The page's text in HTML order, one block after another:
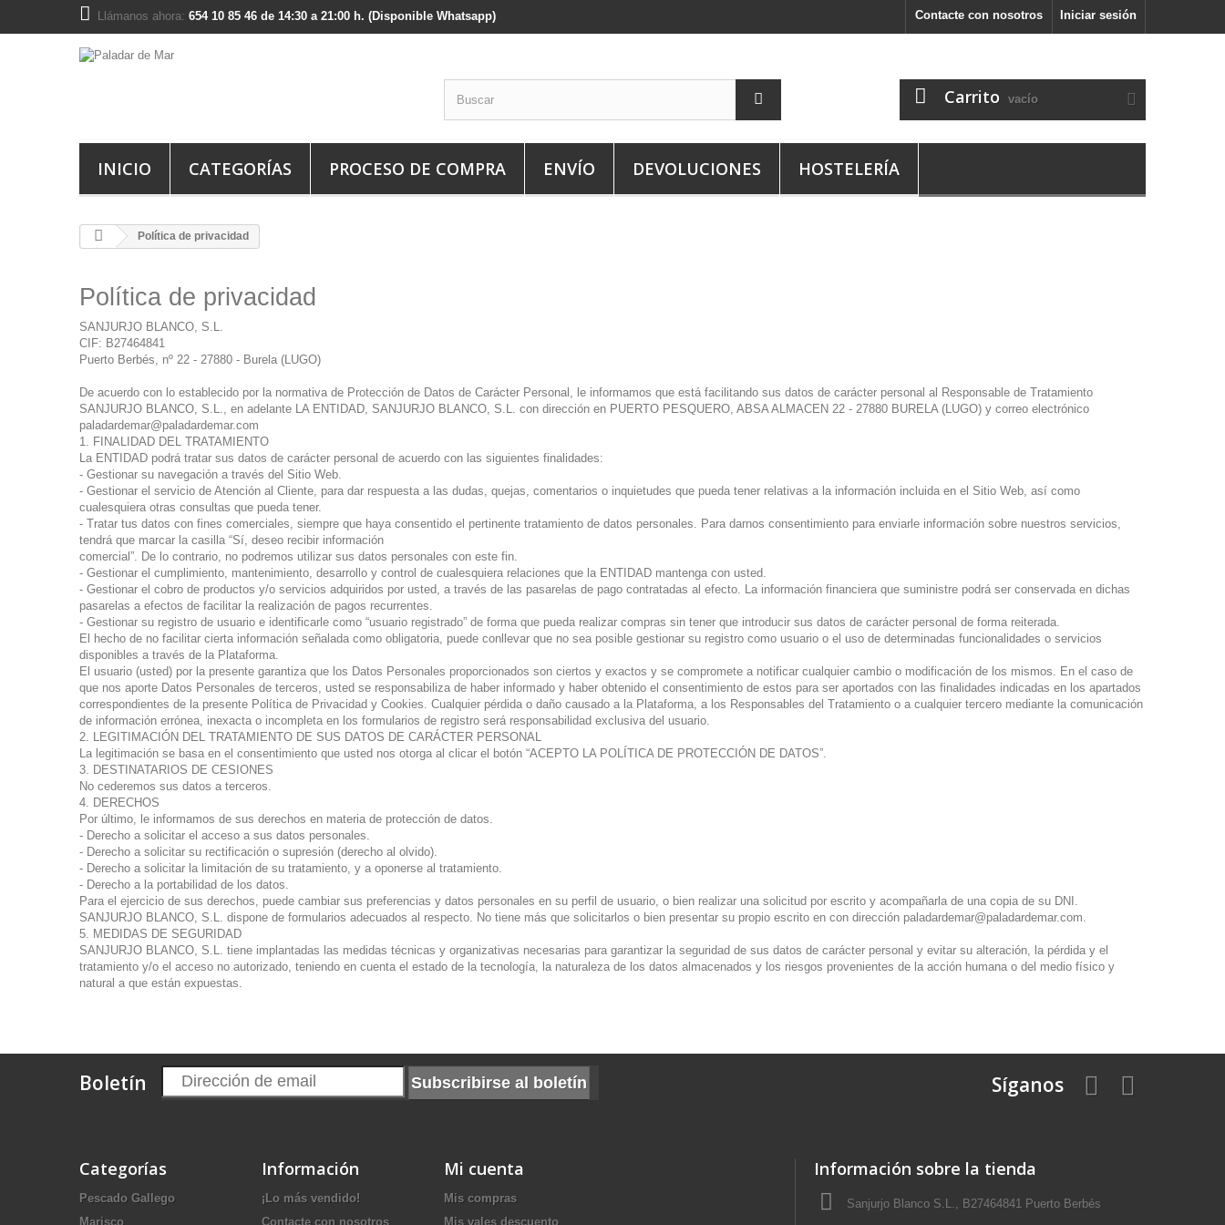
Iniciar sesión
Contacte con nosotros
Llámanos ahora: 654 10 85 46 de 14:30 a 21:00 h. (Disponible Whatsapp)
Carrito vacío
INICIO CATEGORÍAS PROCESO DE COMPRA ENVÍO DEVOLUCIONES HOSTELERÍA
Política de privacidad
Política de privacidad
SANJURJO BLANCO, S.L.
CIF: B27464841
Puerto Berbés, nº 22 - 27880 - Burela (LUGO)
De acuerdo con lo establecido por la normativa de Protección de Datos de Carácter Personal, le informamos que está facilitando sus datos de carácter personal al Responsable de Tratamiento
SANJURJO BLANCO, S.L., en adelante LA ENTIDAD, SANJURJO BLANCO, S.L. con dirección en PUERTO PESQUERO, ABSA ALMACEN 22 - 27880 BURELA (LUGO) y correo electrónico
paladardemar@paladardemar.com
1. FINALIDAD DEL TRATAMIENTO
La ENTIDAD podrá tratar sus datos de carácter personal de acuerdo con las siguientes finalidades:
- Gestionar su navegación a través del Sitio Web.
- Gestionar el servicio de Atención al Cliente, para dar respuesta a las dudas, quejas, comentarios o inquietudes que pueda tener relativas a la información incluida en el Sitio Web, así como
cualesquiera otras consultas que pueda tener.
- Tratar tus datos con fines comerciales, siempre que haya consentido el pertinente tratamiento de datos personales. Para darnos consentimiento para enviarle información sobre nuestros servicios,
tendrá que marcar la casilla “Sí, deseo recibir información
comercial”. De lo contrario, no podremos utilizar sus datos personales con este fin.
- Gestionar el cumplimiento, mantenimiento, desarrollo y control de cualesquiera relaciones que la ENTIDAD mantenga con usted.
- Gestionar el cobro de productos y/o servicios adquiridos por usted, a través de las pasarelas de pago contratadas al efecto. La información financiera que suministre podrá ser conservada en dichas
pasarelas a efectos de facilitar la realización de pagos recurrentes.
- Gestionar su registro de usuario e identificarle como “usuario registrado” de forma que pueda realizar compras sin tener que introducir sus datos de carácter personal de forma reiterada.
El hecho de no facilitar cierta información señalada como obligatoria, puede conllevar que no sea posible gestionar su registro como usuario o el uso de determinadas funcionalidades o servicios
disponibles a través de la Plataforma.
El usuario (usted) por la presente garantiza que los Datos Personales proporcionados son ciertos y exactos y se compromete a notificar cualquier cambio o modificación de los mismos. En el caso de
que nos aporte Datos Personales de terceros, usted se responsabiliza de haber informado y haber obtenido el consentimiento de estos para ser aportados con las finalidades indicadas en los apartados
correspondientes de la presente Política de Privacidad y Cookies. Cualquier pérdida o daño causado a la Plataforma, a los Responsables del Tratamiento o a cualquier tercero mediante la comunicación
de información errónea, inexacta o incompleta en los formularios de registro será responsabilidad exclusiva del usuario.
2. LEGITIMACIÓN DEL TRATAMIENTO DE SUS DATOS DE CARÁCTER PERSONAL
La legitimación se basa en el consentimiento que usted nos otorga al clicar el botón “ACEPTO LA POLÍTICA DE PROTECCIÓN DE DATOS”.
3. DESTINATARIOS DE CESIONES
No cederemos sus datos a terceros.
4. DERECHOS
Por último, le informamos de sus derechos en materia de protección de datos.
- Derecho a solicitar el acceso a sus datos personales.
- Derecho a solicitar su rectificación o supresión (derecho al olvido).
- Derecho a solicitar la limitación de su tratamiento, y a oponerse al tratamiento.
- Derecho a la portabilidad de los datos.
Para el ejercicio de sus derechos, puede cambiar sus preferencias y datos personales en su perfil de usuario, o bien realizar una solicitud por escrito y acompañarla de una copia de su DNI.
SANJURJO BLANCO, S.L. dispone de formularios adecuados al respecto. No tiene más que solicitarlos o bien presentar su propio escrito en con dirección paladardemar@paladardemar.com.
5. MEDIDAS DE SEGURIDAD
SANJURJO BLANCO, S.L. tiene implantadas las medidas técnicas y organizativas necesarias para garantizar la seguridad de sus datos de carácter personal y evitar su alteración, la pérdida y el
tratamiento y/o el acceso no autorizado, teniendo en cuenta el estado de la tecnología, la naturaleza de los datos almacenados y los riesgos provenientes de la acción humana o del medio físico y
natural a que están expuestas.
Boletín Síganos
Categorías
Pescado Gallego
Marisco
Información
¡Lo más vendido!
Contacte con nosotros
Mi cuenta
Mis compras
Mis vales descuento
Información sobre la tienda
Sanjurjo Blanco S.L., B27464841 Puerto Berbés